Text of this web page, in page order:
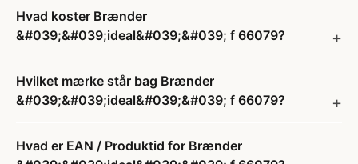
Hvad koster Brænder
&#039;&#039;ideal&#039;&#039; f 66079?
Hvilket mærke står bag Brænder
&#039;&#039;ideal&#039;&#039; f 66079?
Hvad er EAN / Produktid for Brænder